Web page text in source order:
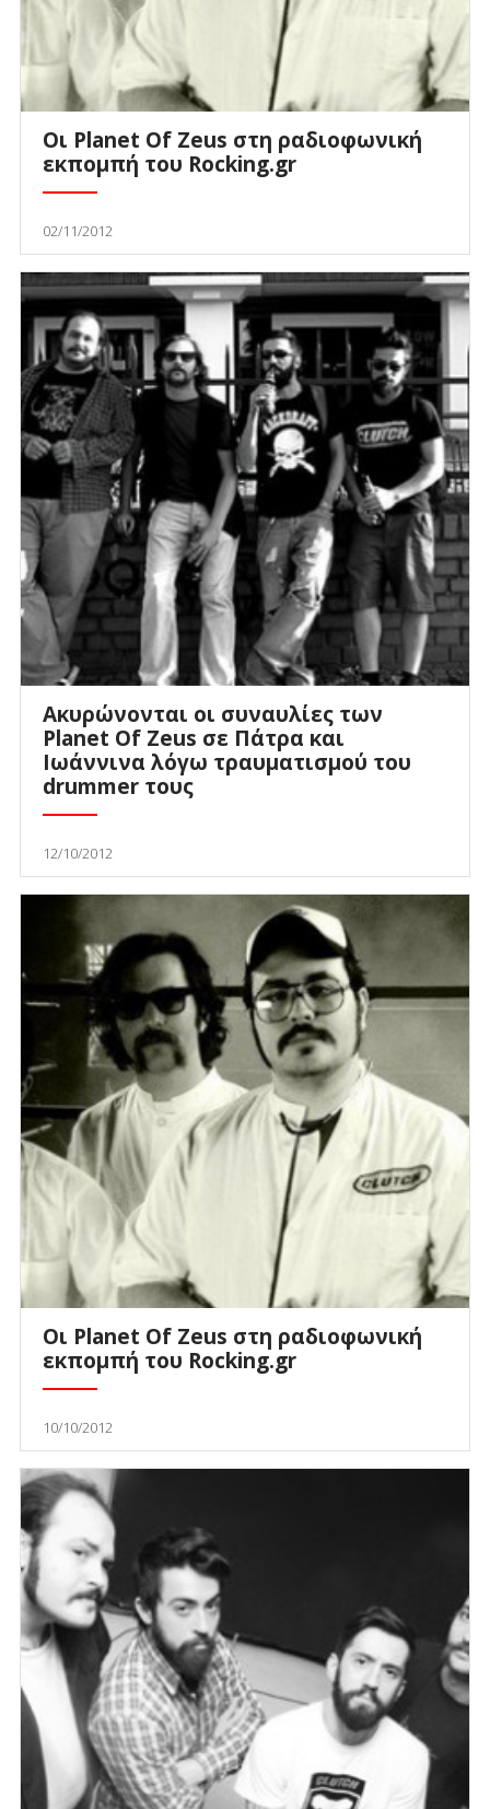
Οι Planet Of Zeus στη ραδιοφωνική
εκπομπή του Rocking.gr
02/11/2012
Ακυρώνονται οι συναυλίες των
Planet Of Zeus σε Πάτρα και
Ιωάννινα λόγω τραυματισμού του
drummer τους
12/10/2012
Οι Planet Of Zeus στη ραδιοφωνική
εκπομπή του Rocking.gr
10/10/2012